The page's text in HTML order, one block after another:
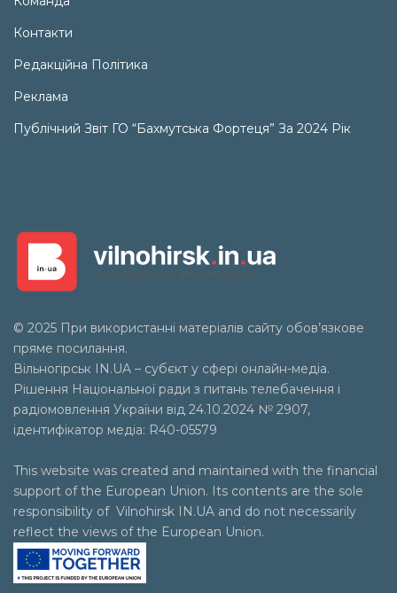
Контакти
Редакційна Політика
Реклама
Публічний Звіт ГО “Бахмутська Фортеця” За 2024 Рік
© 2025 При використанні матеріалів сайту обов’язкове
пряме посилання.
Вільногірськ
IN.UA – субєкт у сфері онлайн-медіа.
Рішення Національної ради з питань телебачення і
радіомовлення України від 24.10.2024 № 2907,
ідентифікатор медіа: R40-05579
This website was created and maintained with the financial
support of the European Union. Its contents are the sole
responsibility of Vilnohirsk IN.UA and do not necessarily
reflect the views of the European Union.